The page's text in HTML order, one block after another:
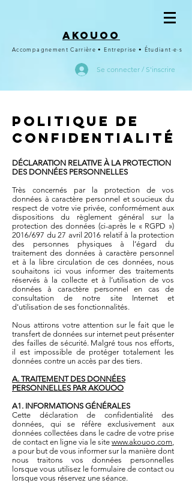
Akouoo
Accompagnement Carrière • Entreprise • Étudiant·e·s
Se connecter / S'inscrire
Politique de
confidentialité
DÉCLARATION RELATIVE À LA PROTECTION
DES DONNÉES PERSONNELLES
Très concernés par la protection de vos
données à caractère personnel et soucieux du
respect de votre vie privée, conformément aux
dispositions du règlement général sur la
protection des données (ci-après le « RGPD »)
2016/697 du 27 avril 2016 relatif à la protection
des personnes physiques à l’égard du
traitement des données à caractère personnel
et à la libre circulation de ces données, nous
souhaitons ici vous informer des traitements
réservés à la collecte et à l’utilisation de vos
données à caractère personnel en cas de
consultation de notre site Internet et
d'utilisation de ses fonctionnalités.
Nous attirons votre attention sur le fait que le
transfert de données sur internet peut présenter
des failles de sécurité. Malgré tous nos efforts,
il est impossible de protéger totalement les
données contre un accès par des tiers.
A. TRAITEMENT DES DONNÉES
PERSONNELLES PAR AKOUOO
A1. INFORMATIONS GÉNÉRALES
Cette déclaration de confidentialité des
données, qui se réfère exclusivement aux
données collectées dans le cadre de votre prise
de contact en ligne via le site www.akouoo.com,
a pour but de vous informer sur la manière dont
nous traitons vos données personnelles
lorsque vous utilisez le formulaire de contact ou
lorsque vous réservez une séance.